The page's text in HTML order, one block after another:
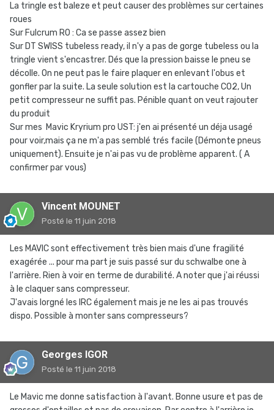
La tringle est baleze et peut causer des problèmes sur certaines
roues
Sur Fulcrum R0 : Ca se passe assez bien
Sur DT SWISS tubeless ready, il n'y a pas de gorge tubeless ou la
tringle vient s'encastrer. Dés que la pression baisse le pneu se
décolle. On ne peut pas le faire plaquer en enlevant l'obus et
gonfler par la suite. La seule solution est la cartouche CO2, Un
petit compresseur ne suffit pas. Pénible quant on veut rajouter
du produit
Sur mes Mavic Kryrium pro UST: j'en ai présenté un déja usagé
pour voir,mais ça ne m'a pas semblé trés facile (Démonte pneus
uniquement). Ensuite je n'ai pas vu de problème apparent. ( A
confirmer par vous)
Vincent MOUNET
Posté le 11 juin 2018
Les MAVIC sont effectivement très bien mais d'une fragilité
exagérée ... pour ma part je suis passé sur du schwalbe one à
l'arrière. Rien à voir en terme de durabilité. A noter que j'ai réussi
à le claquer sans compresseur.
J'avais lorgné les IRC également mais je ne les ai pas trouvés
dispo. Possible à monter sans compresseurs?
Georges IGOR
Posté le 11 juin 2018
Le Mavic me donne satisfaction à l'avant. Bonne usure et pas de